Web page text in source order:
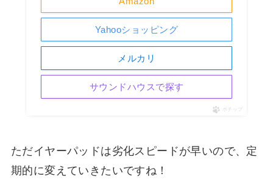
Yahooショッピング
メルカリ
サウンドハウスで探す
ポチップ
ただイヤーパッドは劣化スピードが早いので、定
期的に変えていきたいですね！